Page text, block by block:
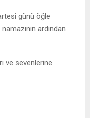
günü öğle
ardından
ve sevenlerine